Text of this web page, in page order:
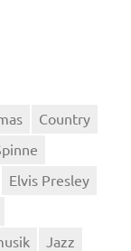
Country
Elvis Presley
Jazz